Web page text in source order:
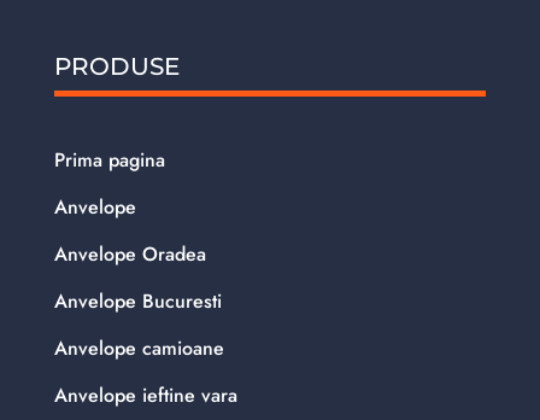
PRODUSE
Prima pagina
Anvelope
Anvelope Oradea
Anvelope Bucuresti
Anvelope camioane
Anvelope ieftine vara